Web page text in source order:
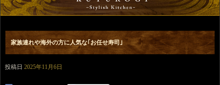
家族連れや海外の方に人気な｢お任せ寿司｣
投稿日 2025年11月6日